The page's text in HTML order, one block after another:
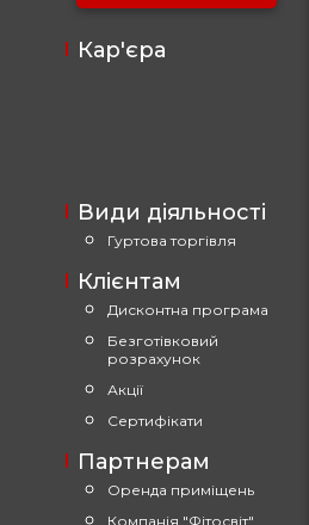
Види діяльності
Гуртова торгівля
Клієнтам
Дисконтна програма
Безготівковий
розрахунок
Акції
Сертифікати
Партнерам
Оренда приміщень
Компанія "Фітосвіт"
Кар'єра